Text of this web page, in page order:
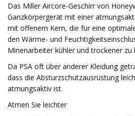
Das Miller Aircore-Geschirr von
Ganzkörpergerät mit einer
mit offenem Kern, die für eine
den Wärme- und
Minenarbeiter kühler und trockener zu
Da PSA oft über anderer Kleidung
dass die Absturzschutzausrüstung
atmungsaktiv ist.
Atmen Sie leichter